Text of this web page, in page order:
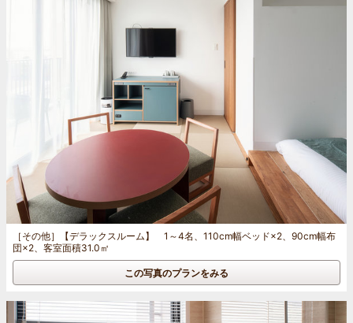
［その他］
【デラックスルーム】 1～4名、110cm幅ベッド×2、90cm幅布
団×2、客室面積31.0㎡
この写真のプランをみる